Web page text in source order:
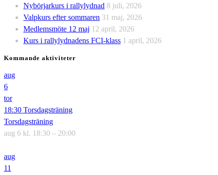
Nybörjarkurs i rallylydnad 8 juli, 2026
Valpkurs efter sommaren 31 maj, 2026
Medlemsmöte 12 maj 12 april, 2026
Kurs i rallylydnadens FCI-klass 1 april, 2026
Kommande aktiviteter
aug
6
tor
18:30 Torsdagsträning
Torsdagsträning
aug 6 kl. 18:30 – 20:00
aug
11